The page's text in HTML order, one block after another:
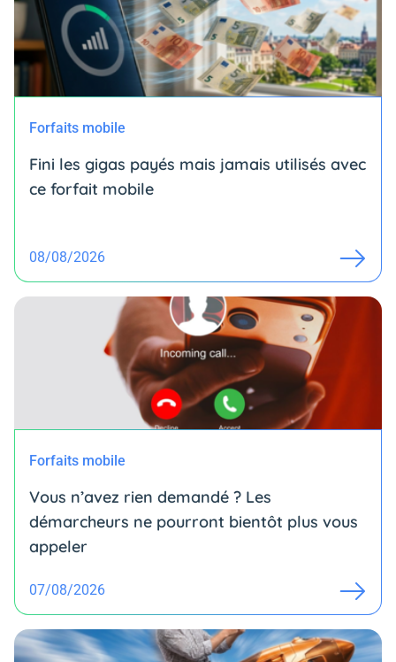
Forfaits mobile
Fini les gigas payés mais jamais utilisés avec
ce forfait mobile
08/08/2026
Forfaits mobile
Vous n’avez rien demandé ? Les
démarcheurs ne pourront bientôt plus vous
appeler
07/08/2026